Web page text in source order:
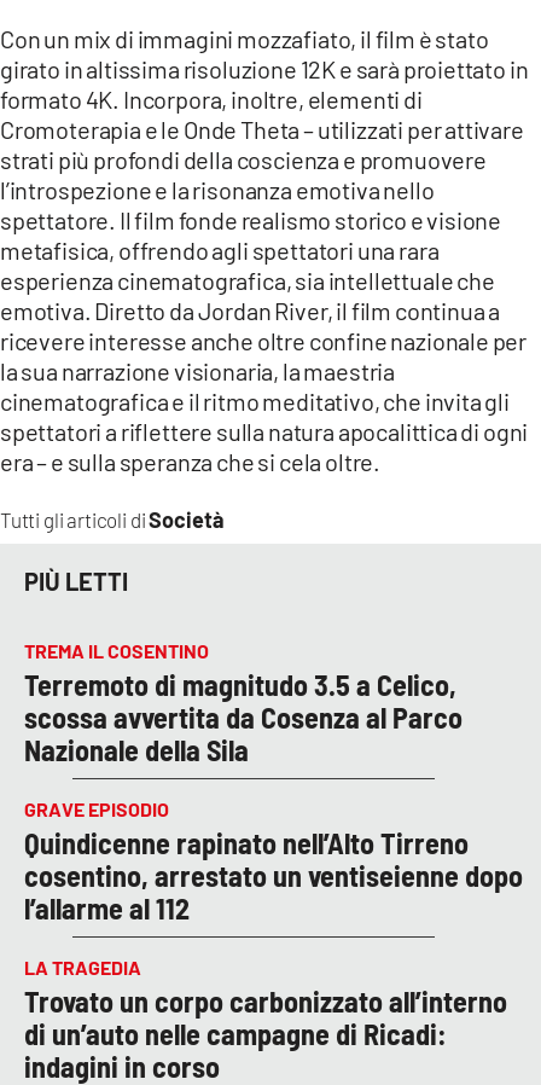
Tutti gli articoli diSocietà
Con un mix di immagini mozzafiato, il film è stato
girato in altissima risoluzione 12K e sarà proiettato in
formato 4K. Incorpora, inoltre, elementi di
Cromoterapia e le Onde Theta – utilizzati per attivare
strati più profondi della coscienza e promuovere
l’introspezione e la risonanza emotiva nello
spettatore. Il film fonde realismo storico e visione
metafisica, offrendo agli spettatori una rara
esperienza cinematografica, sia intellettuale che
emotiva. Diretto da Jordan River, il film continua a
ricevere interesse anche oltre confine nazionale per
la sua narrazione visionaria, la maestria
cinematografica e il ritmo meditativo, che invita gli
spettatori a riflettere sulla natura apocalittica di ogni
era – e sulla speranza che si cela oltre.
PIÙ LETTI
TREMA IL COSENTINO
Terremoto di magnitudo 3.5 a Celico,
scossa avvertita da Cosenza al Parco
Nazionale della Sila
GRAVE EPISODIO
Quindicenne rapinato nell’Alto Tirreno
cosentino, arrestato un ventiseienne dopo
l’allarme al 112
LA TRAGEDIA
Trovato un corpo carbonizzato all’interno
di un’auto nelle campagne di Ricadi:
indagini in corso